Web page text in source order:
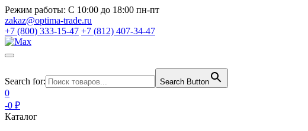
Режим работы: С 10:00 до 18:00 пн-пт
zakaz@optima-trade.ru
+7 (800) 333-15-47 +7 (812) 407-34-47
Search for: Search Button
0
-0 ₽
Каталог